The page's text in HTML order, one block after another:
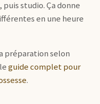
studio. Ça donne
en une heure
préparation selon
guide complet pour
.